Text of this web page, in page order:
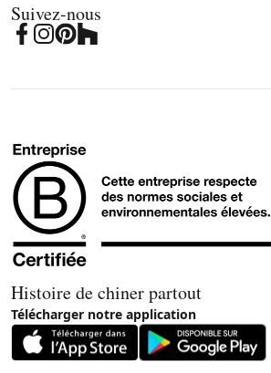
Suivez-nous
Histoire de chiner partout
Télécharger notre application